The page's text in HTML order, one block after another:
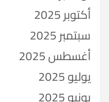
أكتوبر 2025
سبتمبر 2025
أغسطس 2025
يوليو 2025
يونيو 2025